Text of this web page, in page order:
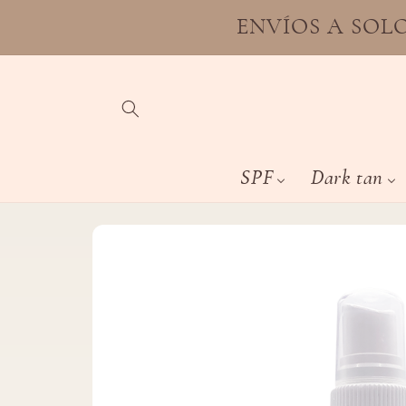
ENVÍOS A
SPF Dark tan
directamente